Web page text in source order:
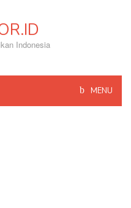
Indonesia
MENU